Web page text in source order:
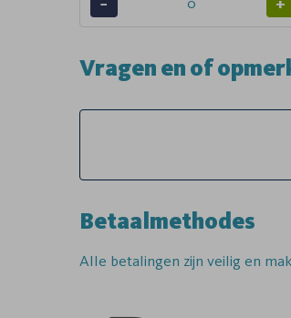
Vragen en of
Betaalmethodes
Alle betalingen zijn veilig en